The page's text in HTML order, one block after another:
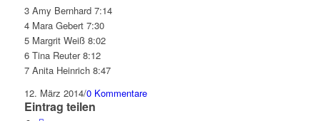
3 Amy Bernhard 7:14
4 Mara Gebert 7:30
5 Margrit Weiß 8:02
6 Tina Reuter 8:12
7 Anita Heinrich 8:47
12. März 2014/0 Kommentare
Eintrag teilen